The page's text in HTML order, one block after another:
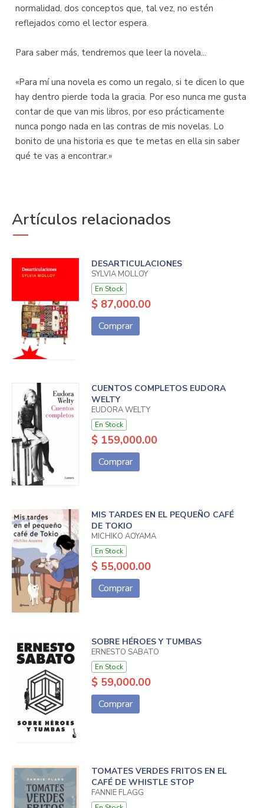
normalidad, dos conceptos que, tal vez, no estén
reflejados como el lector espera.
Para saber más, tendremos que leer la novela...
«Para mí una novela es como un regalo, si te dicen lo que
hay dentro pierde toda la gracia. Por eso nunca me gusta
contar de que van mis libros, por eso prácticamente
nunca pongo nada en las contras de mis novelas. Lo
bonito de una historia es que te metas en ella sin saber
qué te vas a encontrar.»
Artículos relacionados
DESARTICULACIONES
SYLVIA MOLLOY
En Stock
$ 87,000.00
Comprar
CUENTOS COMPLETOS EUDORA
WELTY
EUDORA WELTY
En Stock
$ 159,000.00
Comprar
MIS TARDES EN EL PEQUEÑO CAFÉ
DE TOKIO
MICHIKO AOYAMA
En Stock
$ 55,000.00
Comprar
SOBRE HÉROES Y TUMBAS
ERNESTO SABATO
En Stock
$ 59,000.00
Comprar
TOMATES VERDES FRITOS EN EL
CAFÉ DE WHISTLE STOP
FANNIE FLAGG